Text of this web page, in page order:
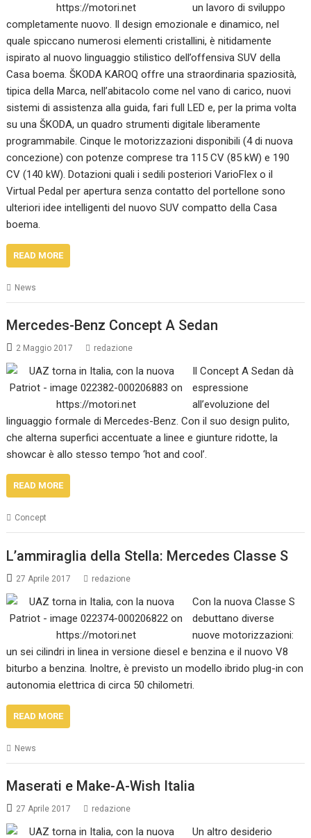
un lavoro di sviluppo
completamente nuovo. Il design emozionale e dinamico, nel
quale spiccano numerosi elementi cristallini, è nitidamente
ispirato al nuovo linguaggio stilistico dell’offensiva SUV della
Casa boema. ŠKODA KAROQ offre una straordinaria spaziosità,
tipica della Marca, nell’abitacolo come nel vano di carico, nuovi
sistemi di assistenza alla guida, fari full LED e, per la prima volta
su una ŠKODA, un quadro strumenti digitale liberamente
programmabile. Cinque le motorizzazioni disponibili (4 di nuova
concezione) con potenze comprese tra 115 CV (85 kW) e 190
CV (140 kW). Dotazioni quali i sedili posteriori VarioFlex o il
Virtual Pedal per apertura senza contatto del portellone sono
ulteriori idee intelligenti del nuovo SUV compatto della Casa
boema.
READ MORE
News
Mercedes-Benz Concept A Sedan
2 Maggio 2017 redazione
Il Concept A Sedan dà
espressione
all’evoluzione del
linguaggio formale di Mercedes-Benz. Con il suo design pulito,
che alterna superfici accentuate a linee e giunture ridotte, la
showcar è allo stesso tempo ‘hot and cool’.
READ MORE
Concept
L’ammiraglia della Stella: Mercedes Classe S
27 Aprile 2017 redazione
Con la nuova Classe S
debuttano diverse
nuove motorizzazioni:
un sei cilindri in linea in versione diesel e benzina e il nuovo V8
biturbo a benzina. Inoltre, è previsto un modello ibrido plug-in con
autonomia elettrica di circa 50 chilometri.
READ MORE
News
Maserati e Make-A-Wish Italia
27 Aprile 2017 redazione
Un altro desiderio